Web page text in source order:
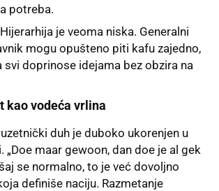
potreba.
Hijerarhija je veoma niska. Generalni
mogu opušteno piti kafu zajedno,
svi doprinose idejama bez obzira na
kao vodeća vrlina
duh je duboko ukorenjen u
maar gewoon, dan doe je al gek
se normalno, to je već dovoljno
definiše naciju. Razmetanje